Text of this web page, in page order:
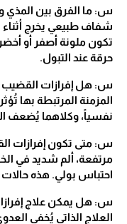
س: ما الفرق بين المذي
شفاف طبيعي يخرج أثناء
تكون ملونة أصفر أو
حرقة عند التبول.
س: هل إفرازات القضيب
المزمنة المرتبطة بها
نفسياً، وكلاهما يُضعف
س: متى تكون إفرازات
مرتفعة، ألم شديد في
احتباس بولي. هذه
س: هل يمكن علاج
العلاج الذاتي يُخفي